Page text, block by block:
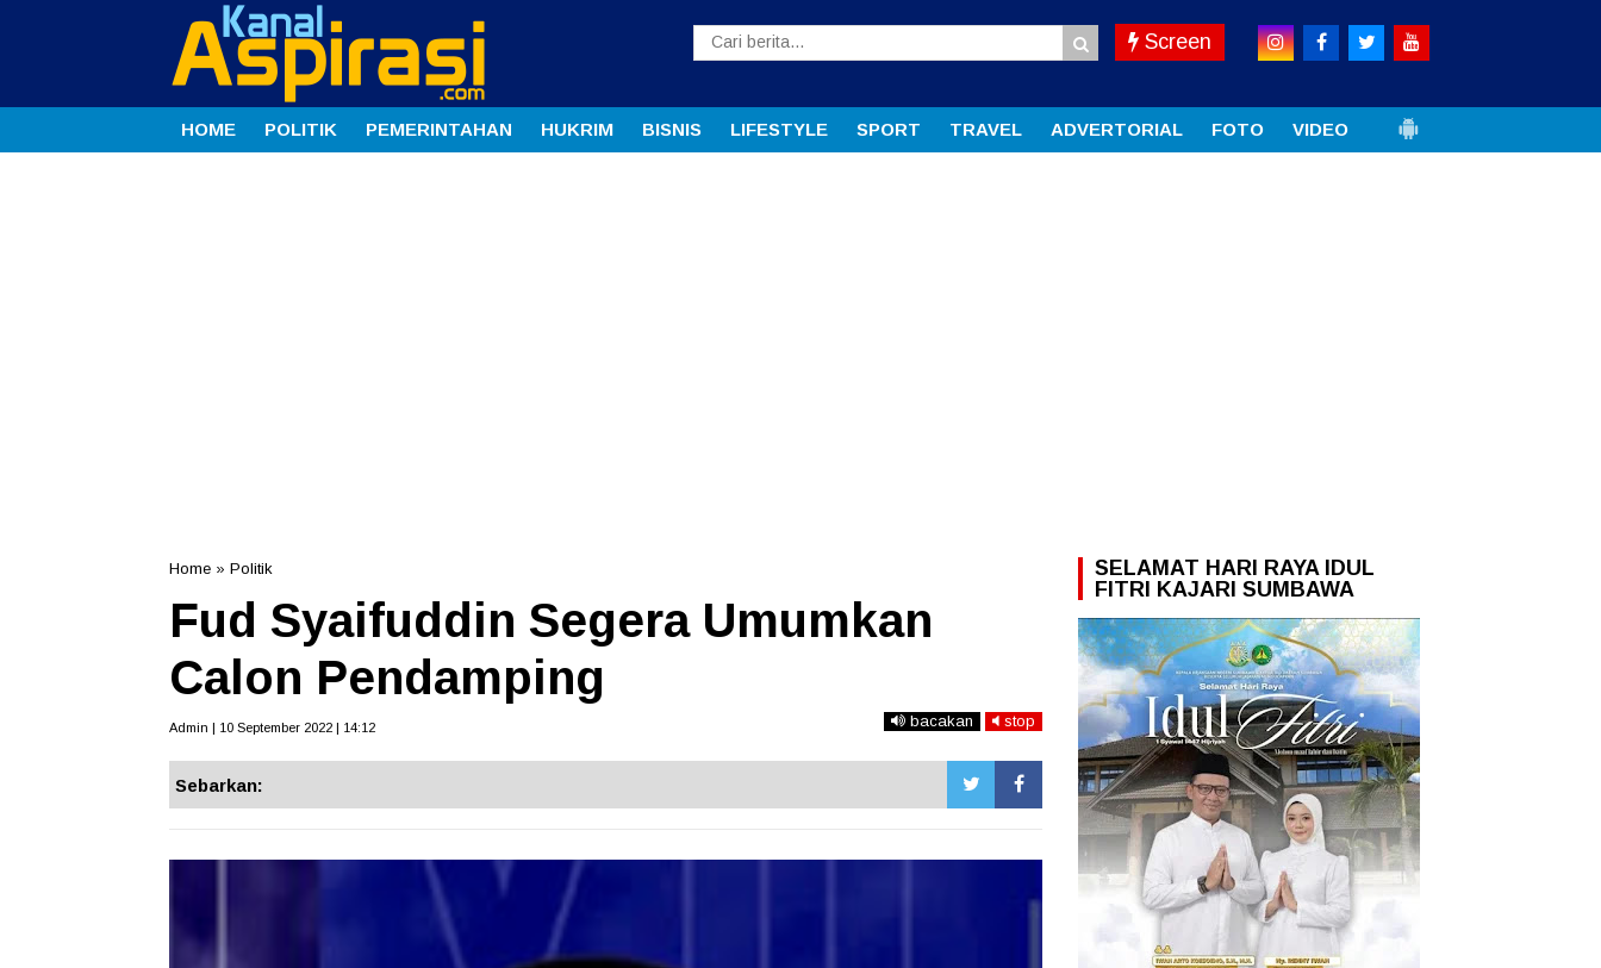
Screen
HOME POLITIK PEMERINTAHAN HUKRIM BISNIS LIFESTYLE SPORT TRAVEL ADVERTORIAL FOTO VIDEO
Home » Politik
Fud Syaifuddin Segera Umumkan
Calon Pendamping
Admin | 10 September 2022 | 14:12 bacakan stop
Sebarkan:
SELAMAT HARI RAYA IDUL
FITRI KAJARI SUMBAWA